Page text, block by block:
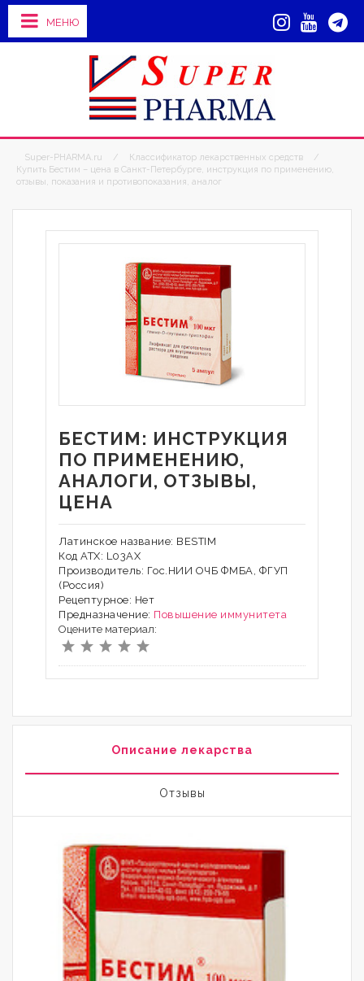
МЕНЮ
Super-PHARMA.ru / Классификатор лекарственных средств
/
Купить Бестим – цена в Санкт-Петербурге, инструкция по применению,
отзывы, показания и противопоказания, аналог
БЕСТИМ: ИНСТРУКЦИЯ
ПО ПРИМЕНЕНИЮ,
АНАЛОГИ, ОТЗЫВЫ,
ЦЕНА
Латинское название: BESTIM
Код АТХ: L03AX
Производитель: Гос.НИИ ОЧБ ФМБА, ФГУП
(Россия)
Рецептурное: Нет
Предназначение: Повышение иммунитета
Оцените материал:
Описание лекарства
Отзывы